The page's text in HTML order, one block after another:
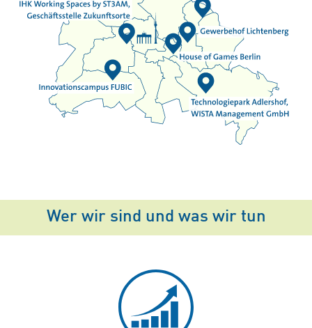
Wer wir sind und was wir tun